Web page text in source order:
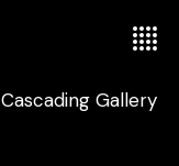
Cascading Gallery